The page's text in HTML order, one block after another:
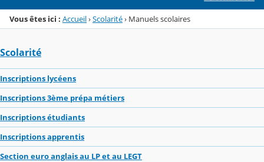
Vous êtes ici : Accueil›Scolarité› Manuels scolaires
Scolarité
Inscriptions lycéens
Inscriptions 3ème prépa métiers
Inscriptions étudiants
Inscriptions apprentis
Section euro anglais au LP et au LEGT